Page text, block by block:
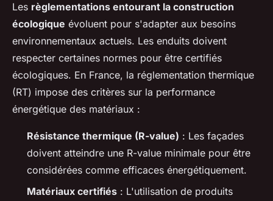
Les règlementations entourant la construction
écologique évoluent pour s'adapter aux besoins
environnementaux actuels. Les enduits doivent
respecter certaines normes pour être certifiés
écologiques. En France, la réglementation thermique
(RT) impose des critères sur la performance
énergétique des matériaux :
Résistance thermique (R-value) : Les façades
doivent atteindre une R-value minimale pour être
considérées comme efficaces énergétiquement.
Matériaux certifiés : L'utilisation de produits